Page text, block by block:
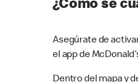
¿Cómo sé
Asegúrate de
el app de
Dentro del mapa y